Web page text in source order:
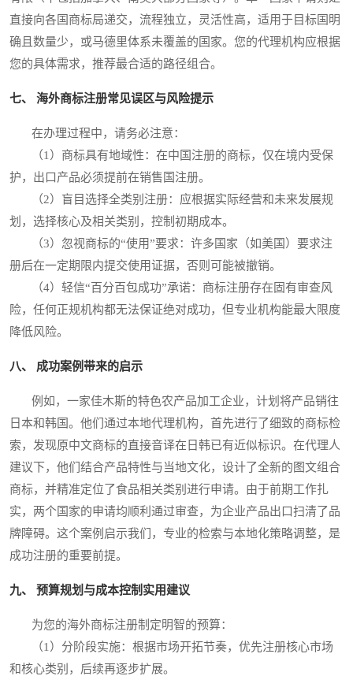
直接向各国商标局递交，流程独立，灵活性高，适用于目标国明
确且数量少，或马德里体系未覆盖的国家。您的代理机构应根据
您的具体需求，推荐最合适的路径组合。
七、 海外商标注册常见误区与风险提示
在办理过程中，请务必注意：
（1）商标具有地域性：在中国注册的商标，仅在境内受保
护，出口产品必须提前在销售国注册。
（2）盲目选择全类别注册：应根据实际经营和未来发展规
划，选择核心及相关类别，控制初期成本。
（3）忽视商标的“使用”要求：许多国家（如美国）要求注
册后在一定期限内提交使用证据，否则可能被撤销。
（4）轻信“百分百包成功”承诺：商标注册存在固有审查风
险，任何正规机构都无法保证绝对成功，但专业机构能最大限度
降低风险。
八、 成功案例带来的启示
例如，一家佳木斯的特色农产品加工企业，计划将产品销往
日本和韩国。他们通过本地代理机构，首先进行了细致的商标检
索，发现原中文商标的直接音译在日韩已有近似标识。在代理人
建议下，他们结合产品特性与当地文化，设计了全新的图文组合
商标，并精准定位了食品相关类别进行申请。由于前期工作扎
实，两个国家的申请均顺利通过审查，为企业产品出口扫清了品
牌障碍。这个案例启示我们，专业的检索与本地化策略调整，是
成功注册的重要前提。
九、 预算规划与成本控制实用建议
为您的海外商标注册制定明智的预算：
（1）分阶段实施：根据市场开拓节奏，优先注册核心市场
和核心类别，后续再逐步扩展。